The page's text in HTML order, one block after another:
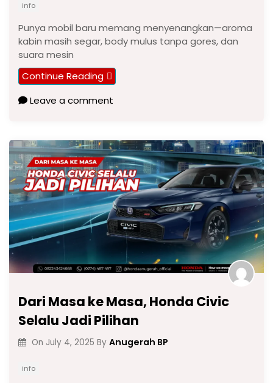
info
Punya mobil baru memang menyenangkan—aroma
kabin masih segar, body mulus tanpa gores, dan
suara mesin
Continue Reading
Leave a comment
Dari Masa ke Masa, Honda Civic
Selalu Jadi Pilihan
On July 4, 2025 By Anugerah BP
info